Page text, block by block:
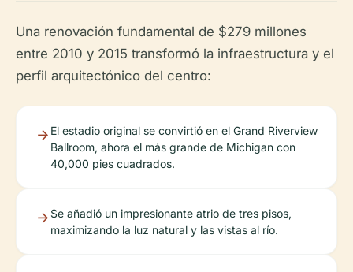
Una renovación fundamental de $279 millones
entre 2010 y 2015 transformó la infraestructura y el
perfil arquitectónico del centro:
El estadio original se convirtió en el Grand Riverview
Ballroom, ahora el más grande de Michigan con
40,000 pies cuadrados.
Se añadió un impresionante atrio de tres pisos,
maximizando la luz natural y las vistas al río.